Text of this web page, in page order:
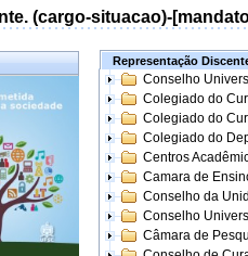
(cargo-situacao)-
Representação
Conselho
Colegiado do
Colegiado do
Colegiado do
Centros
Camara de
Conselho da
Conselho
Câmara de